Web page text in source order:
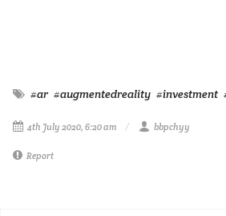
#ar #augmentedreality #investment
4th July 2020, 6:20 am bbpchyy
Report